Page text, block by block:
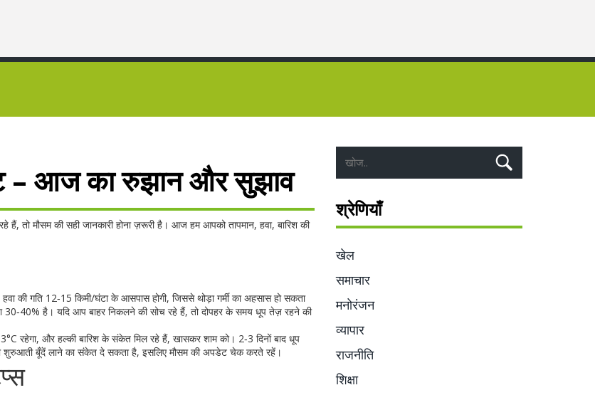
– आज का रुझान और सुझाव
हैं, तो मौसम की सही जानकारी होना ज़रूरी है। आज हम आपको तापमान, हवा, बारिश की
की गति 12‑15 किमी/घंटा के आसपास होगी, जिससे थोड़ा गर्मी का अहसास हो सकता
30‑40% है। यदि आप बाहर निकलने की सोच रहे हैं, तो दोपहर के समय धूप तेज़ रहने की
रहेगा, और हल्की बारिश के संकेत मिल रहे हैं, खासकर शाम को। 2‑3 दिनों बाद धूप
शुरुआती बूँदें लाने का संकेत दे सकता है, इसलिए मौसम की अपडेट चेक करते रहें।
श्रेणियाँ
खेल
समाचार
मनोरंजन
व्यापार
राजनीति
शिक्षा